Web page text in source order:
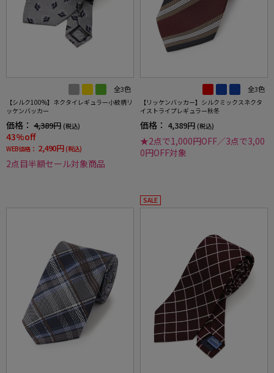
全3色
【シルク100%】ネクタイレギュラー小紋柄リ
ッケンバッカー
価格： 4,389円 (税込)
43%off
WEB価格： 2,490円 (税込)
2点目半額セール対象商品
全3色
【リッケンバッカー】シルクミックスネクタ
イストライプレギュラー秋冬
価格： 4,389円 (税込)
★2点で1,000円OFF／3点で3,00
0円OFF対象
SALE